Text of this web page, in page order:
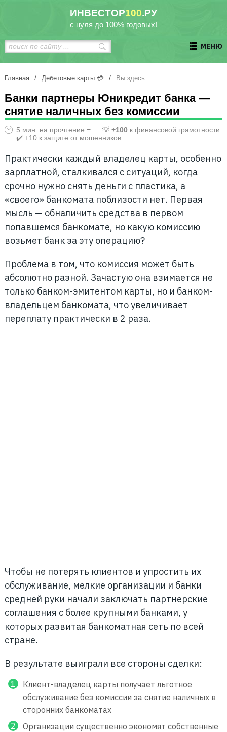
ИНВЕСТОР100.РУ
с нуля до 100% годовых!
МЕНЮ
Главная / Дебетовые карты 💳 / Вы здесь
Банки партнеры Юникредит банка —
снятие наличных без комиссии
5 мин. на прочтение = 💡 +100к финансовой грамотности
✔️ +10 к защите от мошенников
Практически каждый владелец карты, особенно
зарплатной, сталкивался с ситуаций, когда
срочно нужно снять деньги с пластика, а
«своего» банкомата поблизости нет. Первая
мысль — обналичить средства в первом
попавшемся банкомате, но какую комиссию
возьмет банк за эту операцию?
Проблема в том, что комиссия может быть
абсолютно разной. Зачастую она взимается не
только банком-эмитентом карты, но и банком-
владельцем банкомата, что увеличивает
переплату практически в 2 раза.
Чтобы не потерять клиентов и упростить их
обслуживание, мелкие организации и банки
средней руки начали заключать партнерские
соглашения с более крупными банками, у
которых развитая банкоматная сеть по всей
стране.
В результате выиграли все стороны сделки:
Клиент-владелец карты получает льготное
обслуживание без комиссии за снятие наличных в
сторонних банкоматах
Организации существенно экономят собственные